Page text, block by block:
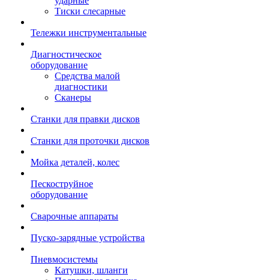
Тиски слесарные
Тележки инструментальные
Диагностическое
оборудование
Средства малой
диагностики
Сканеры
Станки для правки дисков
Станки для проточки дисков
Мойка деталей, колес
Пескоструйное
оборудование
Сварочные аппараты
Пуско-зарядные устройства
Пневмосистемы
Катушки, шланги